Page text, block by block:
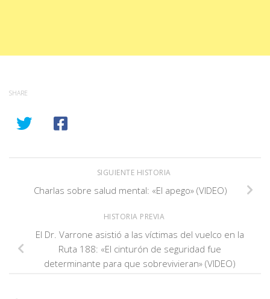
SHARE
SIGUIENTE HISTORIA
Charlas sobre salud mental: «El apego» (VIDEO)
HISTORIA PREVIA
El Dr. Varrone asistió a las víctimas del vuelco en la
Ruta 188: «El cinturón de seguridad fue
determinante para que sobrevivieran» (VIDEO)